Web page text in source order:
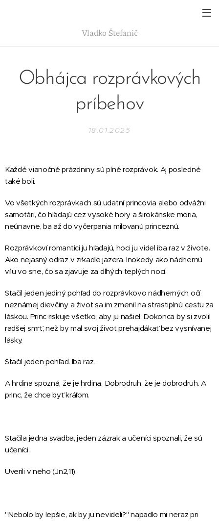
Vladko Štefanič
Obhájca rozprávkových
príbehov
18.01.2025
Každé vianočné prázdniny sú plné rozprávok. Aj posledné
také boli.
Vo všetkých rozprávkach sú udatní princovia alebo odvážni
samotári, čo hľadajú cez vysoké hory a širokánske moria,
neúnavne, ba až do vyčerpania milovanú princeznú.
Rozprávkoví romantici ju hľadajú, hoci ju videl iba raz v živote.
Ako nejasný odraz v zrkadle jazera. Inokedy ako nádhernú
vílu vo sne, čo sa zjavuje za dlhých teplých nocí.
Stačil jeden jediný pohľad do rozprávkovo nádherných očí
neznámej dievčiny a život sa im zmenil na strastiplnú cestu za
láskou. Princ riskuje všetko, aby ju našiel. Dokonca by si zvolil
radšej smrť, než by mal svoj život prehajdákať bez vysnívanej
lásky.
Stačil jeden pohľad. Iba raz.
A hrdina spozná, že je hrdina. Dobrodruh, že je dobrodruh. A
princ, že chce byť kráľom.
Stačila jedna svadba, jeden zázrak a učeníci spoznali, že sú
učeníci.
Uverili v neho (Jn2,11).
"Nebolo by lepšie, ak by ju nevideli?" napadlo mi neraz pri